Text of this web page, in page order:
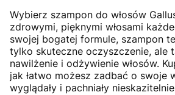
Wybierz szampon do włosów
zdrowymi, pięknymi włosami
swojej bogatej formule, szampon
tylko skuteczne oczyszczenie, ale
nawilżenie i odżywienie włosów.
jak łatwo możesz zadbać o swoje
wyglądały i pachniały